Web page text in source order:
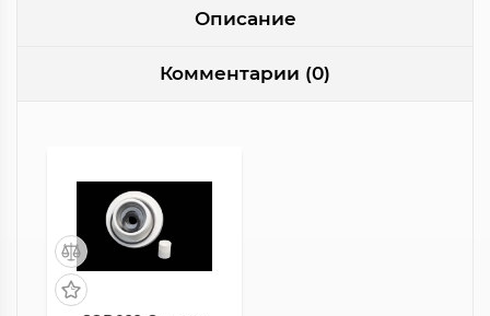
Описание
Комментарии (0)